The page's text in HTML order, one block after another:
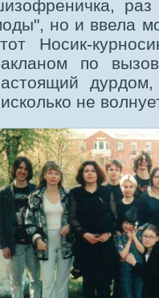
но и ввела
Носик-
по
не